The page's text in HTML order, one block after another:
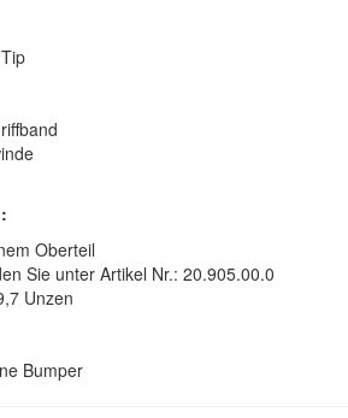
Oberteil
Sie unter Artikel Nr.: 20.905.00.0
Unzen
Bumper